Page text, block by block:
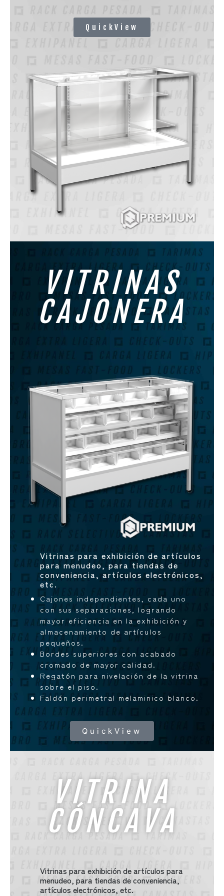
QuickView
VITRINAS
CAJONERA
Vitrinas para exhibición de artículos
para menudeo, para tiendas de
conveniencia, artículos electrónicos,
etc.
Cajones independientes, cada uno
con sus separaciones, logrando
mayor eficiencia en la exhibición y
almacenamiento de artículos
pequeños.
Bordes superiores con acabado
cromado de mayor calidad.
Regatón para nivelación de la vitrina
sobre el piso.
Faldón perimetral melaminico blanco.
QuickView
VITRINA
CÓNCAVA
Vitrinas para exhibición de artículos para
menudeo, para tiendas de conveniencia,
artículos electrónicos, etc.